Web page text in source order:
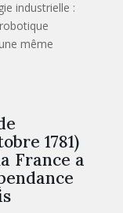
industrielle :
même
1781)
France a